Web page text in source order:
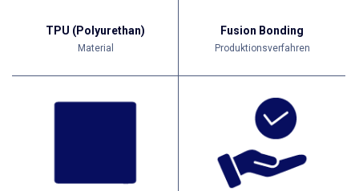
TPU (Polyurethan)
Material
Fusion Bonding
Produktionsverfahren